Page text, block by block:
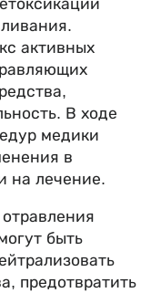
активных
В ходе
медики
в
на лечение.
быть
предотвратить